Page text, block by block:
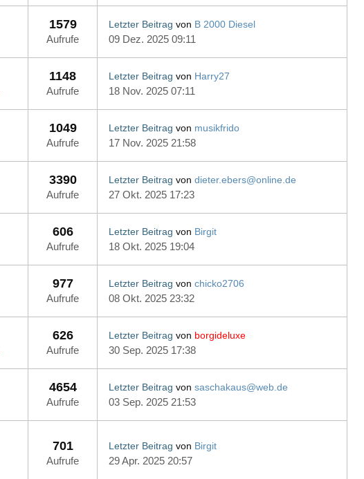
1579
Aufrufe
Letzter Beitrag von B 2000 Diesel
09 Dez. 2025 09:11
1148
Aufrufe
Letzter Beitrag von Harry27
18 Nov. 2025 07:11
1049
Aufrufe
Letzter Beitrag von musikfrido
17 Nov. 2025 21:58
3390
Aufrufe
Letzter Beitrag von dieter.ebers@online.de
27 Okt. 2025 17:23
606
Aufrufe
Letzter Beitrag von Birgit
18 Okt. 2025 19:04
977
Aufrufe
Letzter Beitrag von chicko2706
08 Okt. 2025 23:32
626
Aufrufe
Letzter Beitrag von borgideluxe
30 Sep. 2025 17:38
4654
Aufrufe
Letzter Beitrag von saschakaus@web.de
03 Sep. 2025 21:53
701
Aufrufe
Letzter Beitrag von Birgit
29 Apr. 2025 20:57